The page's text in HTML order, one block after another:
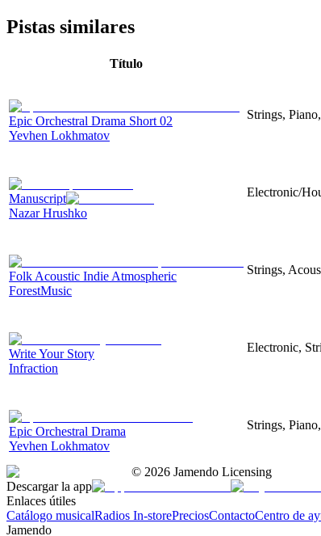
Pistas similares
Título
Epic Orchestral Drama Short 02
Yevhen Lokhmatov
Strings,
Manuscript
Nazar Hrushko
Electronic/
Folk Acoustic Indie Atmospheric
ForestMusic
Strings,
Write Your Story
Infraction
Electronic,
Epic Orchestral Drama
Yevhen Lokhmatov
Strings,
© 2026 Jamendo Licensing
Descargar la app
Enlaces útiles
Catálogo musicalRadios In-storePreciosContactoCentro de
Jamendo